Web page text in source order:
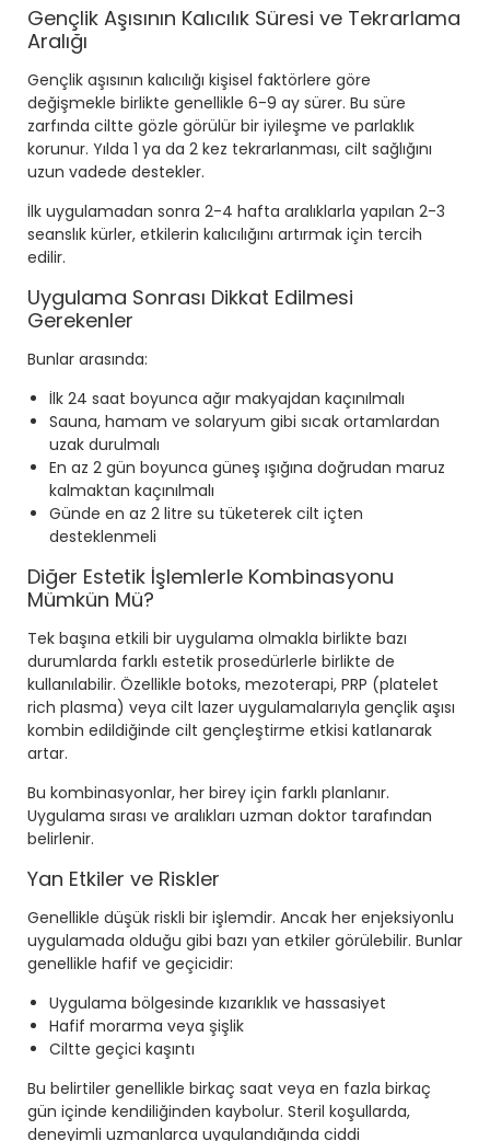
Gençlik Aşısının Kalıcılık Süresi ve Tekrarlama
Aralığı
Gençlik aşısının kalıcılığı kişisel faktörlere göre
değişmekle birlikte genellikle 6-9 ay sürer. Bu süre
zarfında ciltte gözle görülür bir iyileşme ve parlaklık
korunur. Yılda 1 ya da 2 kez tekrarlanması, cilt sağlığını
uzun vadede destekler.
İlk uygulamadan sonra 2-4 hafta aralıklarla yapılan 2-3
seanslık kürler, etkilerin kalıcılığını artırmak için tercih
edilir.
Uygulama Sonrası Dikkat Edilmesi
Gerekenler
Bunlar arasında:
İlk 24 saat boyunca ağır makyajdan kaçınılmalı
Sauna, hamam ve solaryum gibi sıcak ortamlardan
uzak durulmalı
En az 2 gün boyunca güneş ışığına doğrudan maruz
kalmaktan kaçınılmalı
Günde en az 2 litre su tüketerek cilt içten
desteklenmeli
Diğer Estetik İşlemlerle Kombinasyonu
Mümkün Mü?
Tek başına etkili bir uygulama olmakla birlikte bazı
durumlarda farklı estetik prosedürlerle birlikte de
kullanılabilir. Özellikle botoks, mezoterapi, PRP (platelet
rich plasma) veya cilt lazer uygulamalarıyla gençlik aşısı
kombin edildiğinde cilt gençleştirme etkisi katlanarak
artar.
Bu kombinasyonlar, her birey için farklı planlanır.
Uygulama sırası ve aralıkları uzman doktor tarafından
belirlenir.
Yan Etkiler ve Riskler
Genellikle düşük riskli bir işlemdir. Ancak her enjeksiyonlu
uygulamada olduğu gibi bazı yan etkiler görülebilir. Bunlar
genellikle hafif ve geçicidir:
Uygulama bölgesinde kızarıklık ve hassasiyet
Hafif morarma veya şişlik
Ciltte geçici kaşıntı
Bu belirtiler genellikle birkaç saat veya en fazla birkaç
gün içinde kendiliğinden kaybolur. Steril koşullarda,
deneyimli uzmanlarca uygulandığında ciddi